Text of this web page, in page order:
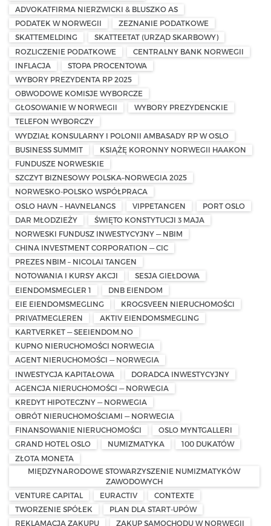
ADVOKATFIRMA NIERZWICKI & BLUSZKO AS
PODATEK W NORWEGII
ZEZNANIE PODATKOWE
SKATTEMELDING
SKATTEETAT (URZĄD SKARBOWY)
ROZLICZENIE PODATKOWE
CENTRALNY BANK NORWEGII
INFLACJA
STOPA PROCENTOWA
WYBORY PREZYDENTA RP 2025
OBWODOWE KOMISJE WYBORCZE
GŁOSOWANIE W NORWEGII
WYBORY PREZYDENCKIE
TELEFON WYBORCZY
WYDZIAŁ KONSULARNY I POLONII AMBASADY RP W OSLO
BUSINESS SUMMIT
KSIĄŻĘ KORONNY NORWEGII HAAKON
FUNDUSZE NORWESKIE
SZCZYT BIZNESOWY POLSKA–NORWEGIA 2025
NORWESKO-POLSKO WSPÓŁPRACA
OSLO HAVN – HAVNELANGS
VIPPETANGEN
PORT OSLO
DAR MŁODZIEŻY
ŚWIĘTO KONSTYTUCJI 3 MAJA
NORWESKI FUNDUSZ INWESTYCYJNY — NBIM
CHINA INVESTMENT CORPORATION — CIC
PREZES NBIM – NICOLAI TANGEN
NOTOWANIA I KURSY AKCJI
SESJA GIEŁDOWA
EIENDOMSMEGLER 1
DNB EIENDOM
EIE EIENDOMSMEGLING
KROGSVEEN NIERUCHOMOŚCI
PRIVATMEGLEREN
AKTIV EIENDOMSMEGLING
KARTVERKET — SEEIENDOM.NO
KUPNO NIERUCHOMOŚCI NORWEGIA
AGENT NIERUCHOMOŚCI — NORWEGIA
INWESTYCJA KAPITAŁOWA
DORADCA INWESTYCYJNY
AGENCJA NIERUCHOMOŚCI — NORWEGIA
KREDYT HIPOTECZNY — NORWEGIA
OBRÓT NIERUCHOMOŚCIAMI — NORWEGIA
FINANSOWANIE NIERUCHOMOŚCI
OSLO MYNTGALLERI
GRAND HOTEL OSLO
NUMIZMATYKA
100 DUKATÓW
ZŁOTA MONETA
MIĘDZYNARODOWE STOWARZYSZENIE NUMIZMATYKÓW
ZAWODOWYCH
VENTURE CAPITAL
EURACTIV
CONTEXTE
TWORZENIE SPÓŁEK
PLAN DLA START-UPÓW
REKLAMACJA ZAKUPU
ZAKUP SAMOCHODU W NORWEGII